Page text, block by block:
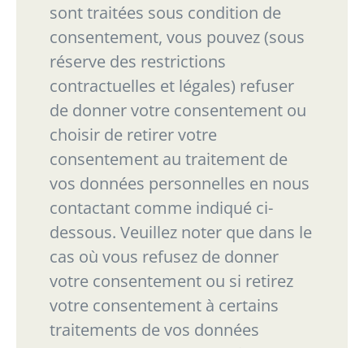
sont traitées sous condition de
consentement, vous pouvez(sous
réserve des restrictions
contractuelles et légales) refuser
de donner votre consentement ou
choisir de retirer votre
consentement au traitement de
vos données personnelles en nous
contactant comme indiqué ci-
dessous. Veuillez noter que dans le
cas où vous refusez de donner
votre consentement ou si retirez
votre consentement à certains
traitements de vos données